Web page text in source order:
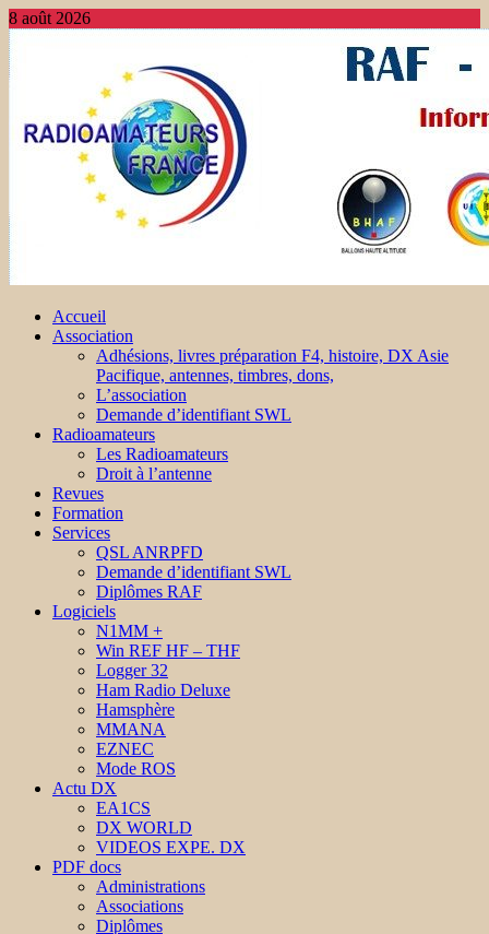
8 août 2026
Accueil
Association
Adhésions, livres préparation F4, histoire, DX Asie
Pacifique, antennes, timbres, dons,
L’association
Demande d’identifiant SWL
Radioamateurs
Les Radioamateurs
Droit à l’antenne
Revues
Formation
Services
QSL ANRPFD
Demande d’identifiant SWL
Diplômes RAF
Logiciels
N1MM +
Win REF HF – THF
Logger 32
Ham Radio Deluxe
Hamsphère
MMANA
EZNEC
Mode ROS
Actu DX
EA1CS
DX WORLD
VIDEOS EXPE. DX
PDF docs
Administrations
Associations
Diplômes